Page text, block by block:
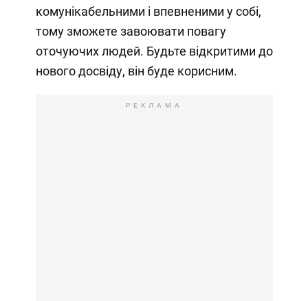
комунікабельними і впевненими у собі,
тому зможете завоювати повагу
оточуючих людей. Будьте відкритими до
нового досвіду, він буде корисним.
РЕКЛАМА